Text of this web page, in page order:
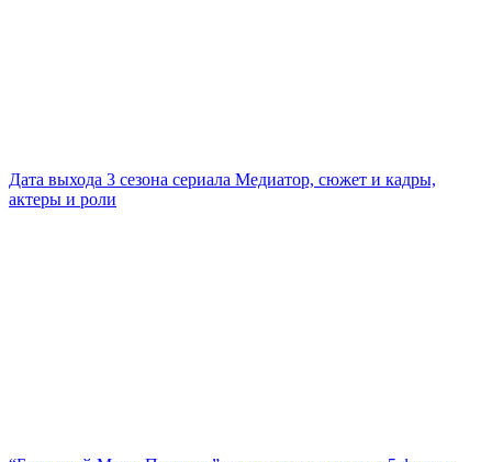
Дата выхода 3 сезона сериала Медиатор, сюжет и кадры,
актеры и роли